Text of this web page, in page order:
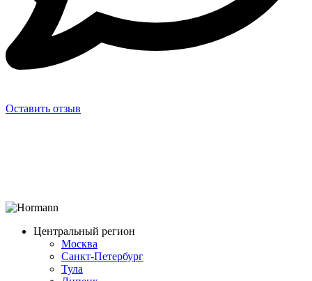
Оставить отзыв
Центральный регион
Москва
Санкт-Петербург
Тула